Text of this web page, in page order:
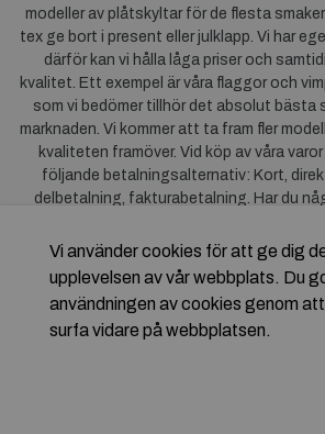
modeller av plåtskyltar för de flesta
tex ge bort i present eller julklapp. Vi har
därför kan vi hålla låga priser och
kvalitet. Ett exempel är våra flaggor och
som vi bedömer tillhör det absolut bästa
marknaden. Vi kommer att ta fram fler
kvaliteten framöver. Vid köp av våra
följande betalningsalternativ: Kort,
delbetalning, fakturabetalning. Har du
dig till oss. För frågor kring Klarna
Vi använder cookies för att ge dig
upplevelsen av vår webbplats. Du
användningen av cookies genom
surfa vidare på webbplatsen.